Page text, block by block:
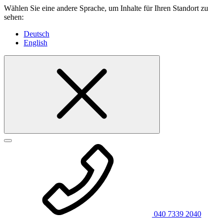
Wählen Sie eine andere Sprache, um Inhalte für Ihren Standort zu
sehen:
Deutsch
English
040 7339 2040